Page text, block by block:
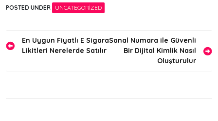
POSTED UNDER UNCATEGORIZED
Yazı
gezinmesi
En Uygun Fiyatlı E Sigara
Likitleri Nerelerde Satılır
Sanal Numara ile Güvenli
Bir Dijital Kimlik Nasıl
Oluşturulur